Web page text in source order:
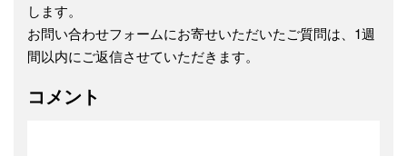
します。
お問い合わせフォームにお寄せいただいたご質問は、1週
間以内にご返信させていただきます。
コメント